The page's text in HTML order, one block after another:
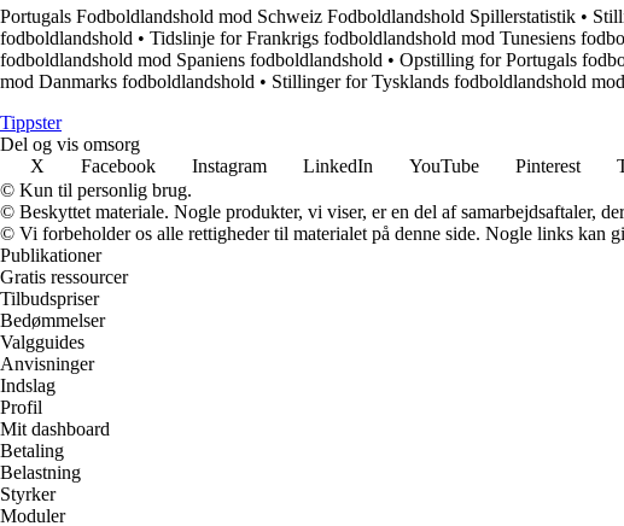
Portugals Fodboldlandshold mod Schweiz Fodboldlandshold Spillerstatistik •
fodboldlandshold • Tidslinje for Frankrigs fodboldlandshold mod Tunesiens
fodboldlandshold mod Spaniens fodboldlandshold • Opstilling for Portugals
mod Danmarks fodboldlandshold • Stillinger for Tysklands fodboldlandshold
Tippster
Del og vis omsorg
X
Facebook Instagram LinkedIn YouTube Pinterest
© Kun til personlig brug.
© Beskyttet materiale. Nogle produkter, vi viser, er en del af samarbejdsaftaler,
© Vi forbeholder os alle rettigheder til materialet på denne side. Nogle links
Publikationer
Gratis ressourcer
Tilbudspriser
Bedømmelser
Valgguides
Anvisninger
Indslag
Profil
Mit dashboard
Betaling
Belastning
Styrker
Moduler